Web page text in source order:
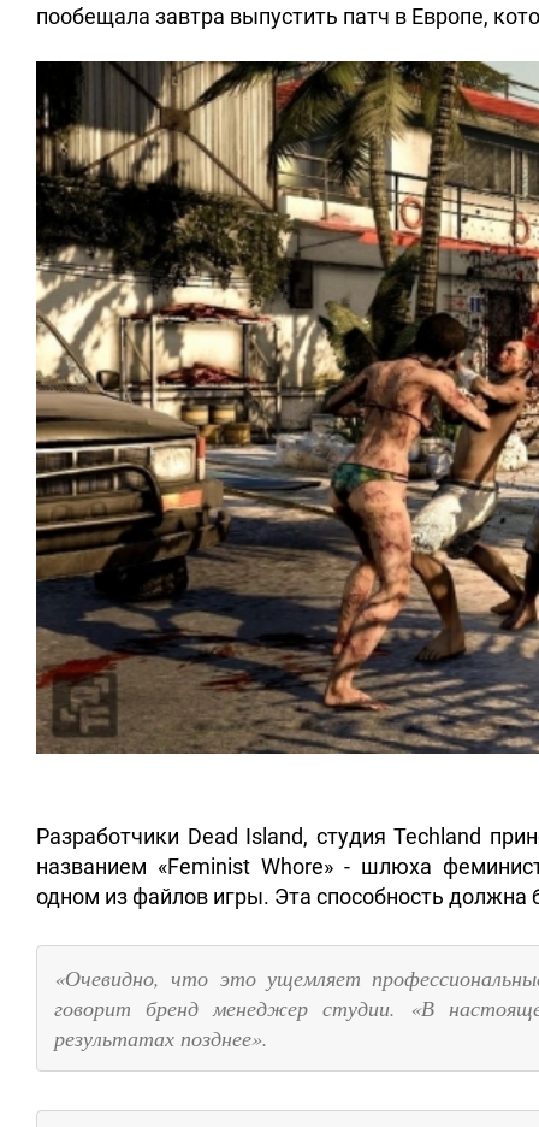
пообещала завтра выпустить патч в Европе,
Разработчики Dead Island, студия Techland
названием «Feminist Whore» - шлюха
одном из файлов игры. Эта способность
«Очевидно, что это ущемляет
говорит бренд менеджер студии. «В
результатах позднее».